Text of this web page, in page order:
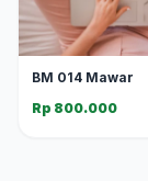
BM 014 Mawar
Rp 800.000